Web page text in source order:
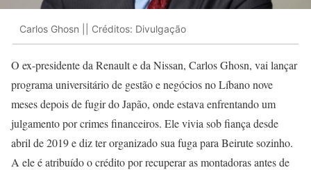
Carlos Ghosn || Créditos: Divulgação
O ex-presidente da Renault e da Nissan, Carlos Ghosn, vai lançar
programa universitário de gestão e negócios no Líbano nove
meses depois de fugir do Japão, onde estava enfrentando um
julgamento por crimes financeiros. Ele vivia sob fiança desde
abril de 2019 e diz ter organizado sua fuga para Beirute sozinho.
A ele é atribuído o crédito por recuperar as montadoras antes de